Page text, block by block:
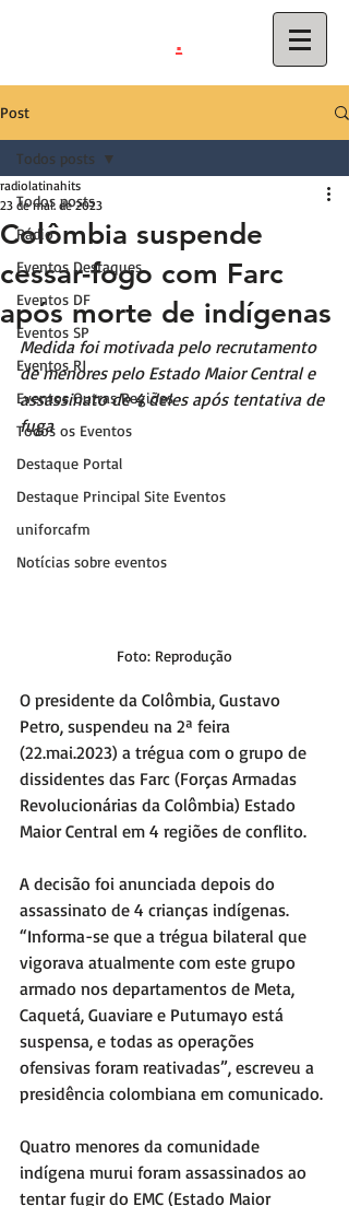
.
Post
Todos posts
Rádio
Eventos Destaques
Eventos DF
Eventos SP
Eventos RJ
Eventos Outras Regiões
Todos os Eventos
Destaque Portal
Destaque Principal Site Eventos
uniforcafm
Notícias sobre eventos
Todos posts
Colômbia suspende
cessar-fogo com Farc
após morte de indígenas
radiolatinahits
23 de mai. de 2023
Medida foi motivada pelo recrutamento
de menores pelo Estado Maior Central e
assassinato de 4 deles após tentativa de
fuga
Foto: Reprodução
O presidente da Colômbia, Gustavo
Petro, suspendeu na 2ª feira
(22.mai.2023) a trégua com o grupo de
dissidentes das Farc (Forças Armadas
Revolucionárias da Colômbia) Estado
Maior Central em 4 regiões de conflito.
A decisão foi anunciada depois do
assassinato de 4 crianças indígenas.
“Informa-se que a trégua bilateral que
vigorava atualmente com este grupo
armado nos departamentos de Meta,
Caquetá, Guaviare e Putumayo está
suspensa, e todas as operações
ofensivas foram reativadas”, escreveu a
presidência colombiana em comunicado.
Quatro menores da comunidade
indígena murui foram assassinados ao
tentar fugir do EMC (Estado Maior